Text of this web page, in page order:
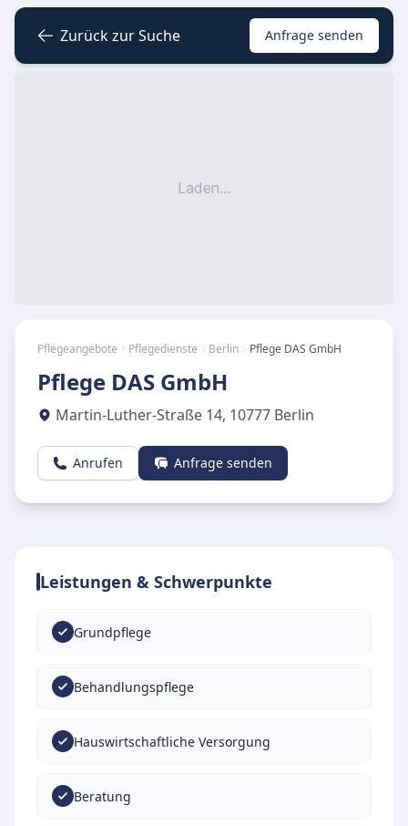
Zurück zur Suche Anfrage senden
Laden...
Pflegeangebote Pflegedienste Berlin Pflege DAS GmbH
Pflege DAS GmbH
Martin-Luther-Straße 14, 10777 Berlin
Anrufen Anfrage senden
Leistungen & Schwerpunkte
Grundpflege
Behandlungspflege
Hauswirtschaftliche Versorgung
Beratung